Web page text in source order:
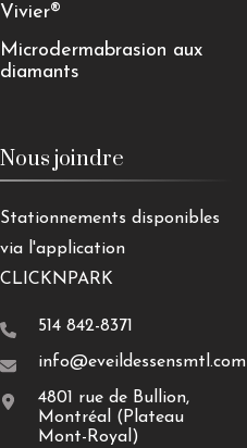
Vivier®
Microdermabrasion aux
diamants
Nous joindre
Stationnements disponibles
via l'application
CLICKNPARK
514 842-8371
info@eveildessensmtl.com
4801 rue de Bullion,
Montréal (Plateau
Mont-Royal)